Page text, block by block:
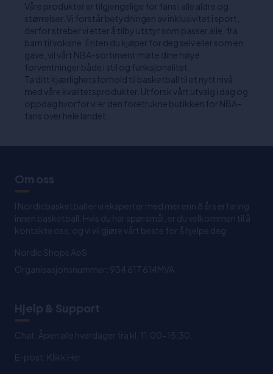
Våre produkter er tilgjengelige for fans i alle aldre og
størrelser. Vi forstår betydningen av inklusivitet i sport,
derfor streber vi etter å tilby utstyr som passer alle, fra
barn til voksne. Enten du kjøper for deg selv eller som en
gave, vil vårt NBA-sortiment møte dine høye
forventninger både i stil og funksjonalitet.
Ta ditt kjærlighetsforhold til basketball til et nytt nivå
med våre kvalitetsprodukter. Utforsk vårt utvalg i dag og
oppdag hvorfor vi er den foretrukne butikken for NBA-
fans over hele landet.
Om oss
I Nordicbasketball er vi eksperter med mer enn 8 års erfaring
innen basketball. Hvis du har spørsmål, er du velkommen til å
kontakte oss, og vi vil gjøre vårt beste for å hjelpe deg
Nordic Shops ApS
Organisasjonsnummer: 934 617 614MVA
Hjelp & Support
Chat: Åpen alle hverdager fra kl. 11:00-15:30.
E-post: Klikk Her